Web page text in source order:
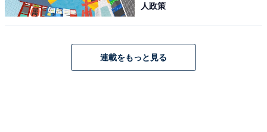
ファスナートップに葉っぱモチーフのチャームが付い
人政策
連載をもっと見る